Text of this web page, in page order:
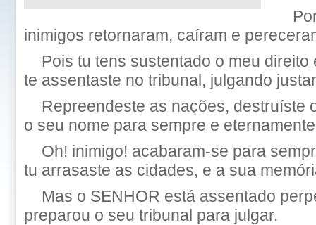
inimigos retornaram, caíram e
Pois tu tens sustentado o meu direito
te assentaste no tribunal, julgando
Repreendeste as nações, destruíste
o seu nome para sempre e
Oh! inimigo! acabaram-se para
tu arrasaste as cidades, e a sua
Mas o SENHOR está assentado
preparou o seu tribunal para julgar.